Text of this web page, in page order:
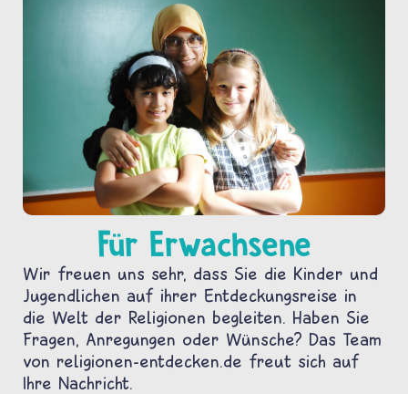
Für Erwachsene
Wir freuen uns sehr, dass Sie die Kinder und
Jugendlichen auf ihrer Entdeckungsreise in
die Welt der Religionen begleiten. Haben Sie
Fragen, Anregungen oder Wünsche? Das Team
von religionen-entdecken.de freut sich auf
Ihre Nachricht.